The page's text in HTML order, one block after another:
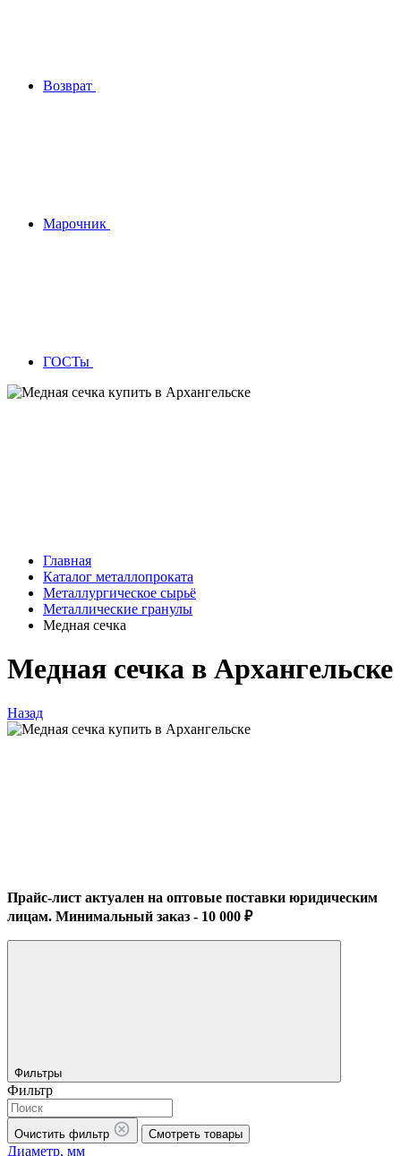
Возврат
Марочник
ГОСТы
Главная
Каталог металлопроката
Металлургическое сырьё
Металлические гранулы
Медная сечка
Медная сечка в Архангельске
Назад
Прайс-лист актуален на оптовые поставки юридическим
лицам. Минимальный заказ - 10 000 ₽
Фильтры
Фильтр
Очистить фильтр Смотреть товары
Диаметр, мм